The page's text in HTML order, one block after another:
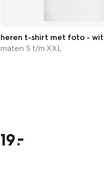
heren t-shirt met foto - wit
maten S t/m XXL
19